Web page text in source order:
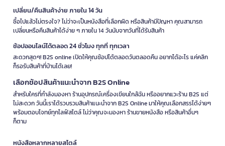
เปลี่ยน/คืนสินค้าง่าย ภายใน 14 วัน
ซื้อไปแล้วไม่ตรงใจ? ไม่ว่าจะเป็นหนังสือที่เลือกผิด หรือสินค้ามีปัญหา คุณสามารถ
เปลี่ยนหรือคืนสินค้าได้ง่าย ๆ ภายใน 14 วันนับจากวันที่ได้รับสินค้า
ช้อปออนไลน์ได้ตลอด 24 ชั่วโมง ทุกที่ ทุกเวลา
สะดวกสุดๆ! B2S online เปิดให้คุณช้อปได้ตลอดวันตลอดคืน อยากได้อะไร แค่คลิก
ก็รอรับสินค้าที่บ้านได้เลย!
เลือกช้อปสินค้าแนะนำจาก B2S Online
สำหรับใครที่กำลังมองหา ร้านอุปกรณ์เครื่องเขียนใกล้ฉัน หรืออยากแวะร้าน B2S แต่
ไม่สะดวก วันนี้เราได้รวบรวมสินค้าแนะนำจาก B2S Online มาให้คุณเลือกสรรได้ง่ายๆ
พร้อมตอบโจทย์ทุกไลฟ์สไตล์ ไม่ว่าคุณจะมองหา ร้านขายหนังสือ หรือสินค้าอื่นๆ
ก็ตาม
หนังสือหลากหลายสไตล์